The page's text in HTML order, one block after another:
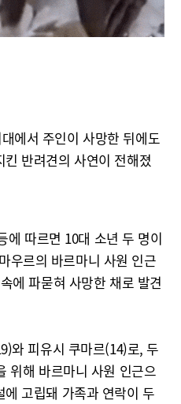
에서 주인이 사망한 뒤에도
반려견의 사연이 전해졌
에 따르면 10대 소년 두 명이
우르의 바르마니 사원 인근
에 파묻혀 사망한 채로 발견
와 피유시 쿠마르(14)로, 두
위해 바르마니 사원 인근으
고립돼 가족과 연락이 두